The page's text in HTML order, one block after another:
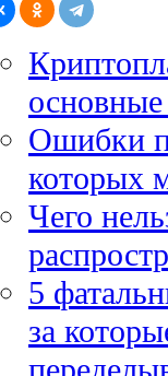
Ошибки
которых
Чего
5
за